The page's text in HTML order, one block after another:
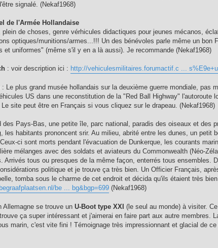
signalé. (Nekaf1968)
de l'Armée Hollandaise
plein de choses, genre vérhicules didactiques pour jeunes mécanos,
optiques/munitions/armes...!!! Un des bénévoles parle même un bon
et uniformes" (même s'il y en a là aussi). Je recommande (Nekaf1968)
: voir description ici : http://vehiculesmilitaires.forumactif.c ...
: Le plus grand musée hollandais sur la deuxième guerre mondiale, pas
US dans une reconstitution de la "Red Ball Highway" l'autoroute
site peut être en Français si vous cliquez sur le drapeau. (Nekaf1968)
des Pays-Bas, une petite île, parc national, paradis des oiseaux et des
, les habitants prononcent srir. Au milieu, abrité entre les dunes, un petit
ci sont morts pendant l'évacuation de Dunkerque, les courants
mélanges avec des soldats et aviateurs du Commonwealth (Néo-
Arrivés tous ou presques de la même façon, enterrés tous ensembles.
politique et je trouve ça très bien. Un Officier Français,
tomba sous le charme de cet endroit et décida qu'ils étaient très
be ... bg&bgp=699 (Nekaf1968)
Allemagne se trouve unU-Boot type XXI (le seul au monde) à visiter.
ça super intéressant et j'aimerai en faire part aux autre
marin, c'est vite fini ! Témoignage très impressionnant et glacial de